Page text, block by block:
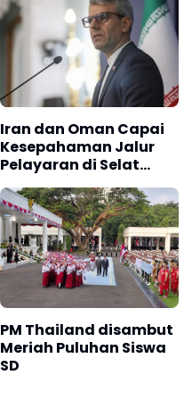
Iran dan Oman Capai
Kesepahaman Jalur
Pelayaran di Selat
Hormuz
PM Thailand disambut
Meriah Puluhan Siswa
SD